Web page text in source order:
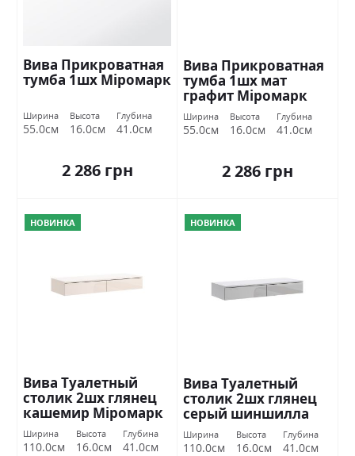
Вива Прикроватная
тумба 1шх Міромарк
Ширина
55.0см
Высота
16.0см
Глубина
41.0см
2 286 грн
Вива Прикроватная
тумба 1шх мат
графит Міромарк
Ширина
55.0см
Высота
16.0см
Глубина
41.0см
2 286 грн
НОВИНКА
Вива Туалетный
столик 2шх глянец
кашемир Міромарк
Ширина
110.0см
Высота
16.0см
Глубина
41.0см
НОВИНКА
Вива Туалетный
столик 2шх глянец
серый шиншилла
Міромарк
Ширина
110.0см
Высота
16.0см
Глубина
41.0см